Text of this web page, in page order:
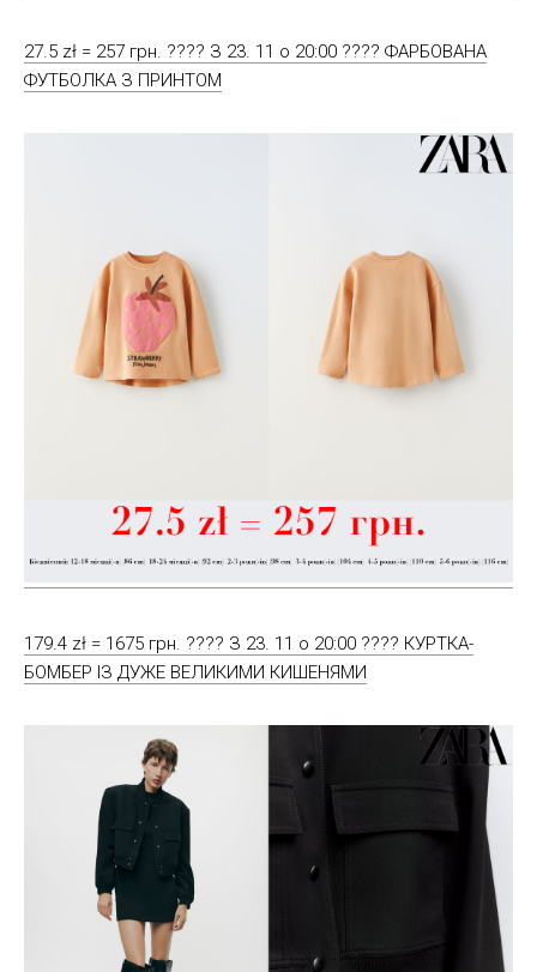
27.5 zł = 257 грн. ???? З 23. 11 о 20:00 ???? ФАРБОВАНА
ФУТБОЛКА З ПРИНТОМ
179.4 zł = 1675 грн. ???? З 23. 11 о 20:00 ???? КУРТКА-
БОМБЕР ІЗ ДУЖЕ ВЕЛИКИМИ КИШЕНЯМИ